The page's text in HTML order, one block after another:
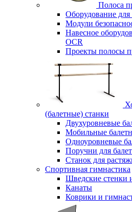
Полоса
Оборудование
Модули
Навесное
OCR
Проекты полосы
(балетные) станки
Двухуровневые
Мобильные
Одноуровневые
Поручни для
Станок для
Спортивная гимнастика
Шведские стенки
Канаты
Коврики и